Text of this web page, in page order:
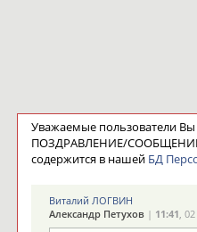
Уважаемые пользователи
ПОЗДРАВЛЕНИЕ/СООБЩЕНИЕ
содержится в нашей БД
Виталий ЛОГВИН
Александр Петухов| 11:41,